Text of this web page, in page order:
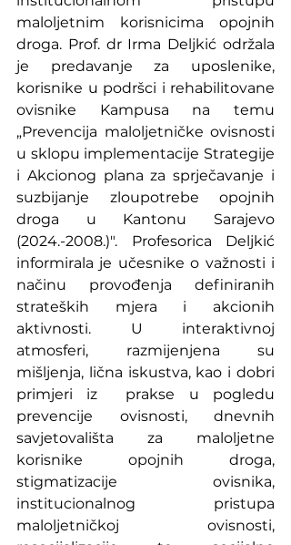
maloljetnim korisnicima opojnih
droga. Prof. dr Irma Deljkić održala
je predavanje za uposlenike,
korisnike u podršci i rehabilitovane
ovisnike Kampusa na temu
„Prevencija maloljetničke ovisnosti
u sklopu implementacije Strategije
i Akcionog plana za sprječavanje i
suzbijanje zloupotrebe opojnih
droga u Kantonu Sarajevo
(2024.-2008.)". Profesorica Deljkić
informirala je učesnike o važnosti i
načinu provođenja definiranih
strateških mjera i akcionih
aktivnosti. U interaktivnoj
atmosferi, razmijenjena su
mišljenja, lična iskustva, kao i dobri
primjeri iz  prakse u pogledu
prevencije ovisnosti, dnevnih
savjetovališta za maloljetne
korisnike opojnih droga,
stigmatizacije ovisnika,
institucionalnog pristupa
maloljetničkoj ovisnosti,